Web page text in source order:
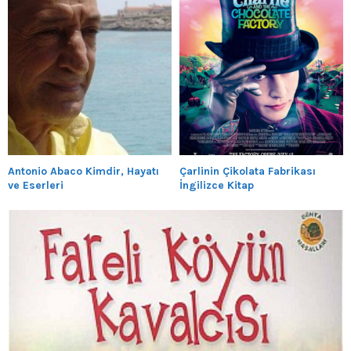
Antonio Abaco Kimdir, Hayatı
ve Eserleri
Çarlinin Çikolata Fabrikası
İngilizce Kitap